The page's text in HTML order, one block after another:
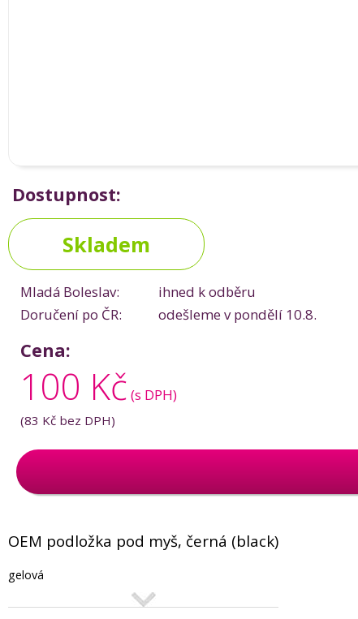
Dostupnost:
Skladem
Mladá Boleslav:
ihned k odběru
Doručení po ČR:
odešleme v pondělí 10.8.
Cena:
100 Kč (s DPH)
(83 Kč bez DPH)
OEM podložka pod myš, černá (black)
gelová